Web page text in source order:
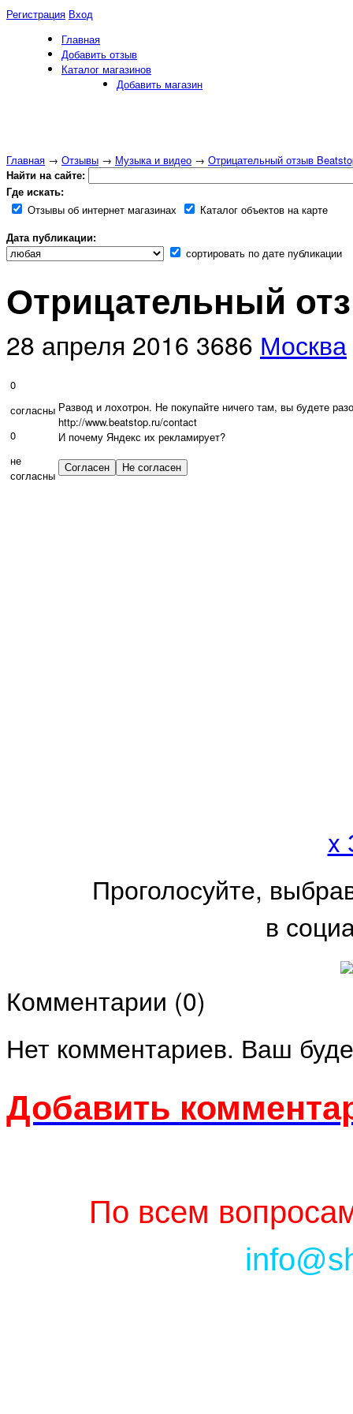
Регистрация Вход
Главная
Добавить отзыв
Каталог магазинов
Добавить магазин
Главная → Отзывы → Музыка и видео → Отрицательный отзыв
Найти на сайте:
Где искать:
Отзывы об интернет магазинах
Каталог объектов на карте
Дата публикации:
сортировать по дате публикации
Отрицательный
28 апреля 2016 3686 Москва
0
согласны
0
не
согласны
Развод и лохотрон. Не покупайте ничего там, вы будете
http://www.beatstop.ru/contact
И почему Яндекс их рекламирует?
x
Проголосуйте,
в
Комментарии (0)
Нет комментариев. Ваш
Добавить
По всем